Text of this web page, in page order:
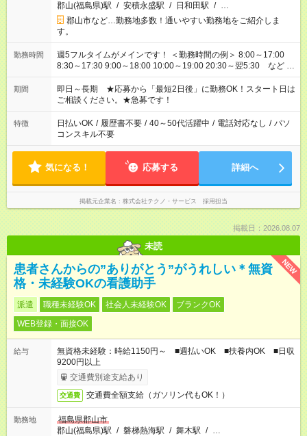
郡山(福島県)駅 / 安積永盛駅 / 日和田駅 / …
郡山市など…勤務地多数！通いやすい勤務地をご紹介しま
す。
勤務時間
週5フルタイムがメインです！ ＜勤務時間の例＞ 8:00～17:00
8:30～17:30 9:00～18:00 10:00～19:00 20:30～翌5:30 など ★
その他にも勤務時間多数！ 日勤のみ、残業なし、交替制など
ご希望を教えてください！
期間
即日～長期 ★応募から「最短2日後」に勤務OK！スタート日は
ご相談ください。★急募です！
特徴 日払いOK / 履歴書不要 / 40～50代活躍中 / 電話対応なし / パソ
コンスキル不要
気になる！ 応募する 詳細へ
掲載元企業名 株式会社テクノ・サービス 採用担当
掲載日：2026.08.07
未読
NEW
患者さんからの”ありがとう”がうれしい＊無資
格・未経験OKの看護助手
派遣 職種未経験OK 社会人未経験OK
ブランクOK
WEB登録・面接OK
給与
無資格未経験：時給1150円～ ■週払いOK ■扶養内OK ■日収
9200円以上
交通費別途支給あり
交通費 交通費全額支給（ガソリン代もOK！）
勤務地
福島県郡山市
郡山(福島県)駅 / 磐梯熱海駅 / 舞木駅 / …